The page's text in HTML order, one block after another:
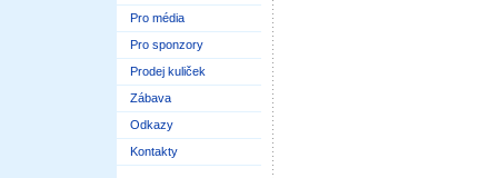
Pro média
Pro sponzory
Prodej kuliček
Zábava
Odkazy
Kontakty